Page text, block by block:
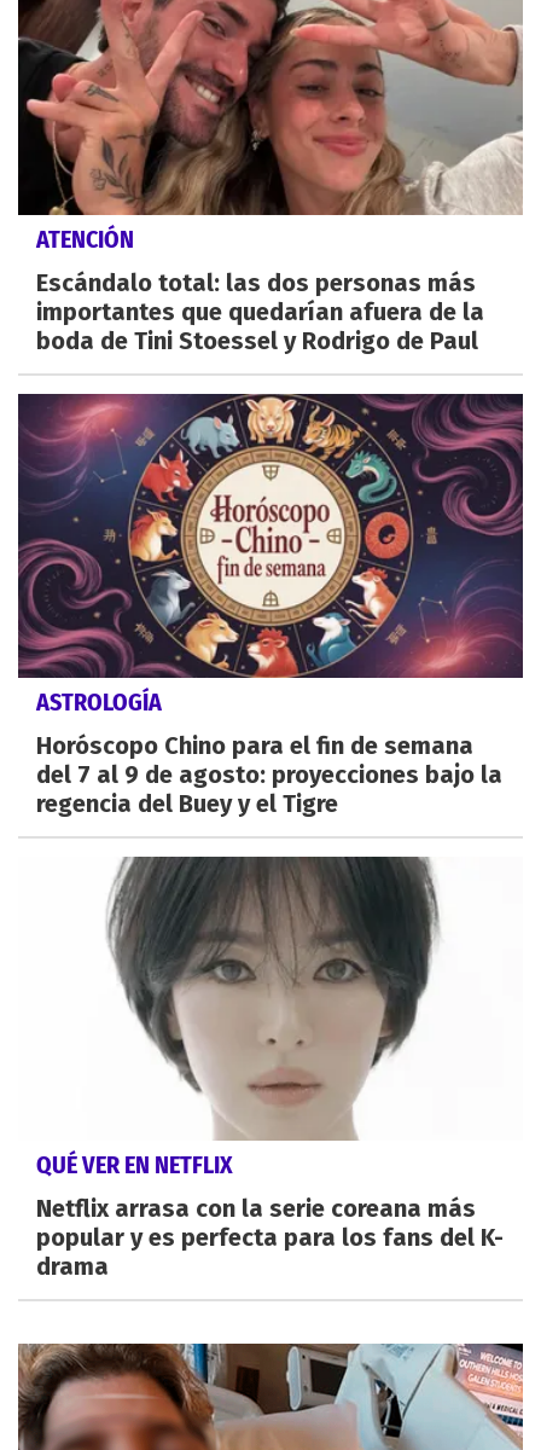
ATENCIÓN
Escándalo total: las dos personas más
importantes que quedarían afuera de la
boda de Tini Stoessel y Rodrigo de Paul
ASTROLOGÍA
Horóscopo Chino para el fin de semana
del 7 al 9 de agosto: proyecciones bajo la
regencia del Buey y el Tigre
QUÉ VER EN NETFLIX
Netflix arrasa con la serie coreana más
popular y es perfecta para los fans del K-
drama